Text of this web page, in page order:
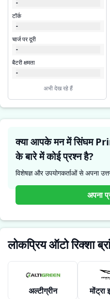
-
टॉर्क
-
चार्ज पर दूरी
-
बैटरी क्षमता
-
अभी देख रहे हैं
क्या आपके मन में सिंघम
के बारे में कोई प्रश्न है?
विशेषज्ञ और उपयोगकर्ताओं से अपना
अपना
लोकप्रिय ऑटो रिक्शा
अल्टीग्रीन मोंट्रा